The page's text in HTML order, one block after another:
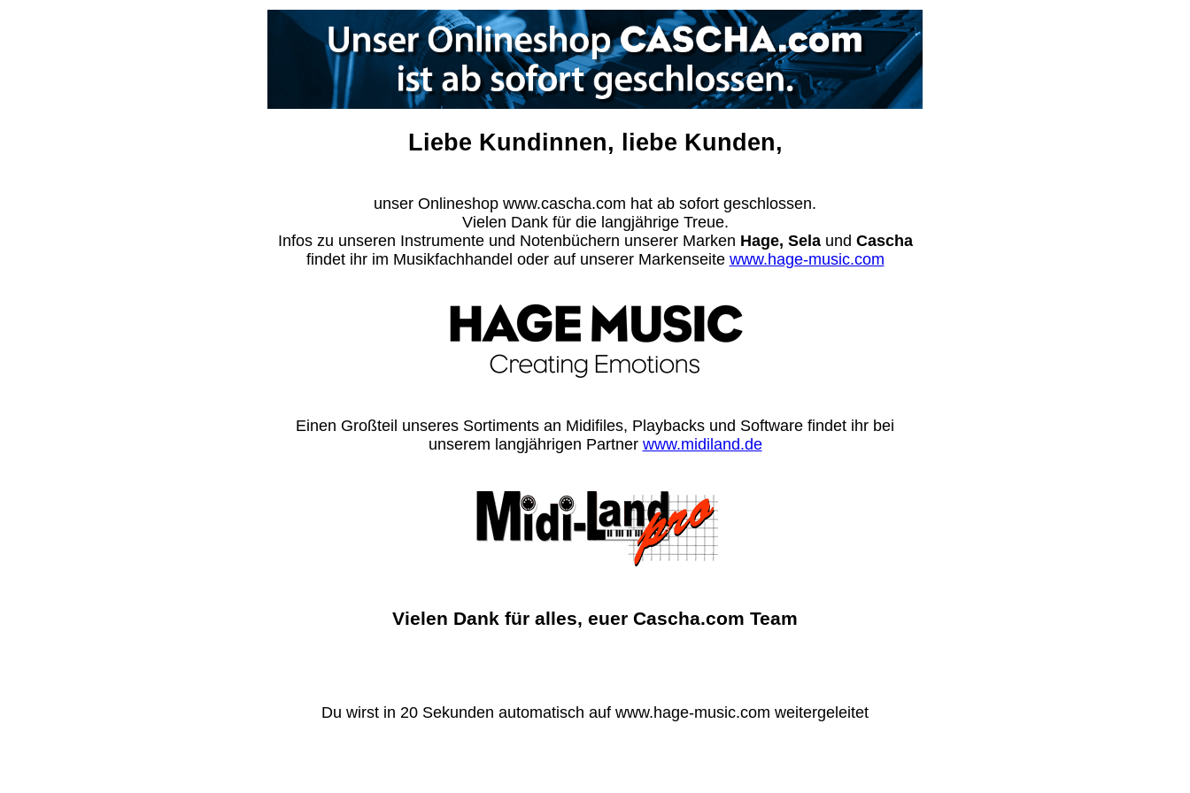
Liebe Kundinnen, liebe Kunden,
unser Onlineshop www.cascha.com hat ab sofort geschlossen.
Vielen Dank für die langjährige Treue.
Infos zu unseren Instrumente und Notenbüchern unserer Marken Hage, Selaund Cascha
findet ihr im Musikfachhandel oder auf unserer Markenseite www.hage-music.com
Einen Großteil unseres Sortiments an Midifiles, Playbacks und Software findet ihr bei
unserem langjährigen Partner www.midiland.de
Vielen Dank für alles, euer Cascha.com Team
Du wirst in 20 Sekunden automatisch auf www.hage-music.com weitergeleitet